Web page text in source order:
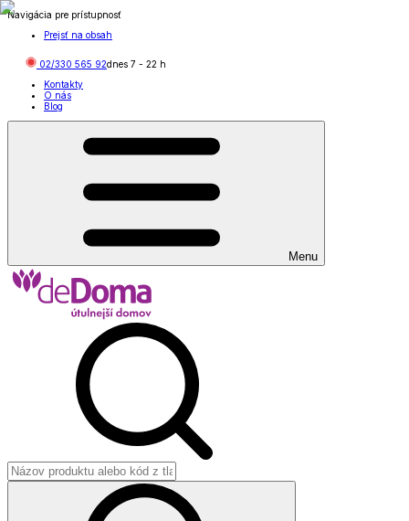
Navigácia pre prístupnosť
Prejsť na obsah
02/330 565 92dnes 7 - 22 h
Kontakty
O nás
Blog
Menu